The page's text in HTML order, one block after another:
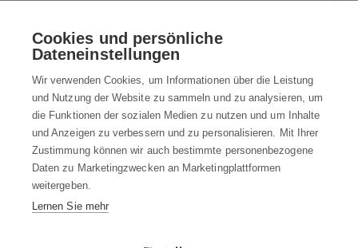
Kontaktieren Sie uns
info@robotworld.de
+49 25 197 159 962 Mo-Fr 8:00—16:00 Uhr
ALLE KONTAKTE
WIDERRUFSBELEHRUNG
Cookies und persönliche
Dateneinstellungen
Wir verwenden Cookies, um Informationen über die Leistung
und Nutzung der Website zu sammeln und zu analysieren, um
die Funktionen der sozialen Medien zu nutzen und um Inhalte
und Anzeigen zu verbessern und zu personalisieren. Mit Ihrer
Zustimmung können wir auch bestimmte personenbezogene
Daten zu Marketingzwecken an Marketingplattformen
weitergeben.
Lernen Sie mehr